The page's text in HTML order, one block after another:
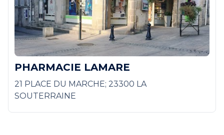
PHARMACIE LAMARE
21 PLACE DU MARCHE; 23300 LA
SOUTERRAINE